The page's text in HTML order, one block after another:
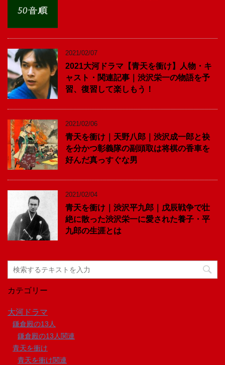
2021/02/07
2021大河ドラマ【青天を衝け】人物・キ
ャスト・関連記事｜渋沢栄一の物語を予
習、復習して楽しもう！
2021/02/06
青天を衝け｜天野八郎｜渋沢成一郎と袂
を分かつ彰義隊の副頭取は将棋の香車を
好んだ真っすぐな男
2021/02/04
青天を衝け｜渋沢平九郎｜戊辰戦争で壮
絶に散った渋沢栄一に愛された養子・平
九郎の生涯とは
カテゴリー
大河ドラマ
鎌倉殿の13人
鎌倉殿の13人関連
青天を衝け
青天を衝け関連